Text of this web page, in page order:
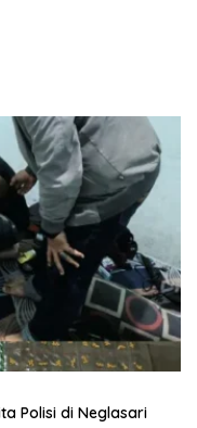
Polisi di Neglasari